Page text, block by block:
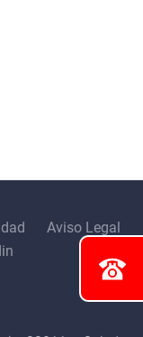
Aviso Legal